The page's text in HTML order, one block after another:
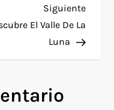
Siguiente
El Valle De La
Luna